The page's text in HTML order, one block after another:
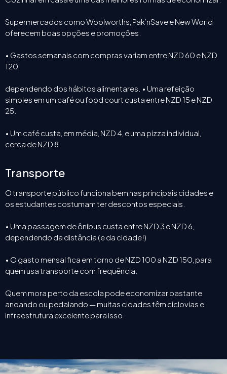
Supermercados como Woolworths, Pak’nSave e New World
oferecem boas opções e promoções.
• Gastos semanais com compras variam entre NZD 60 e NZD
120,
dependendo dos hábitos alimentares. • Uma refeição
simples em um café ou food court custa entre NZD 15 e NZD
25.
• Um café custa, em média, NZD 4, e uma pizza individual,
cerca de NZD 8.
Transporte
O transporte público funciona bem nas principais cidades e
os estudantes costumam ter descontos especiais.
• Uma passagem de ônibus custa entre NZD 3 e NZD 6,
dependendo da distância (e da cidade!)
• O gasto mensal fica em torno de NZD 100 a NZD 150, para
quem usa transporte com frequência.
Quem mora perto da escola pode economizar bastante
andando ou pedalando — muitas cidades têm ciclovias e
infraestrutura excelente para isso.